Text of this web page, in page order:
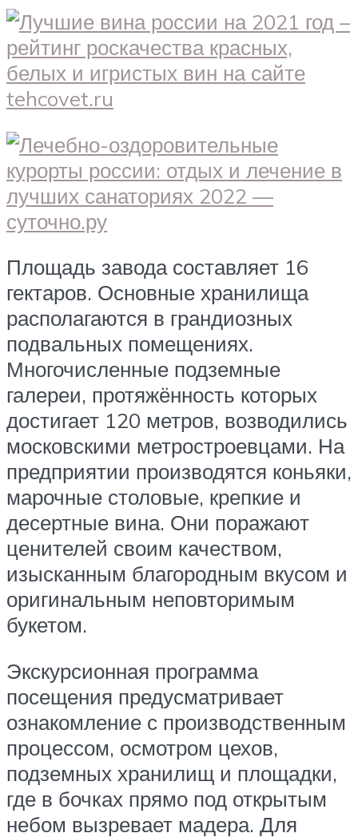
Площадь завода составляет 16
гектаров. Основные хранилища
располагаются в грандиозных
подвальных помещениях.
Многочисленные подземные
галереи, протяжённость которых
достигает 120 метров, возводились
московскими метростроевцами. На
предприятии производятся коньяки,
марочные столовые, крепкие и
десертные вина. Они поражают
ценителей своим качеством,
изысканным благородным вкусом и
оригинальным неповторимым
букетом.
Экскурсионная программа
посещения предусматривает
ознакомление с производственным
процессом, осмотром цехов,
подземных хранилищ и площадки,
где в бочках прямо под открытым
небом вызревает мадера. Для